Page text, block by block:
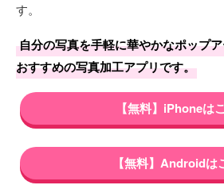
す。
自分の写真を手軽に華やかなポップ
おすすめの写真加工アプリです。
【無料】iPhoneは
【無料】Androidは